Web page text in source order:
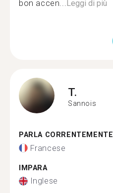
bon accen...Leggi di più
T.
Sannois
PARLA CORRENTEMENTE
Francese
IMPARA
Inglese